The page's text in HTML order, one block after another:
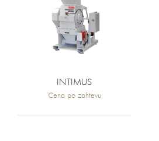
INTIMUS
Cena po zahtevu